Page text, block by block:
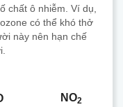
chất ô nhiễm. Ví dụ,
có thể khó thở
này nên hạn chế
NO2